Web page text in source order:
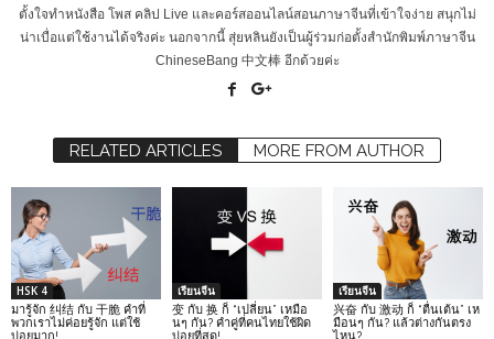
ตั้งใจทำหนังสือ โพส คลิป Live และคอร์สออนไลน์สอนภาษาจีนที่เข้าใจง่าย สนุกไม่
น่าเบื่อแต่ใช้งานได้จริงค่ะ นอกจากนี้ สุ่ยหลินยังเป็นผู้ร่วมก่อตั้งสำนักพิมพ์ภาษาจีน
ChineseBang 中文棒 อีกด้วยค่ะ
RELATED ARTICLES MORE FROM AUTHOR
HSK 4
มารู้จัก 纠结 กับ 干脆 คำที่
พวกเราไม่ค่อยรู้จัก แต่ใช้
บ่อยมาก!
เรียนจีน
变 กับ 换 ก็ “เปลี่ยน” เหมือ
นๆ กัน? คำคู่ที่คนไทยใช้ผิด
บ่อยที่สุด!
เรียนจีน
兴奋 กับ 激动 ก็ “ตื่นเต้น” เห
มือนๆ กัน? แล้วต่างกันตรง
ไหน?